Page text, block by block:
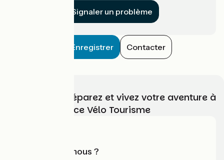
Signaler un problème
Enregistrer Contacter
Choisissez, préparez et vivez votre aventure à
vélo avec France Vélo Tourisme
Qui sommes-nous ?